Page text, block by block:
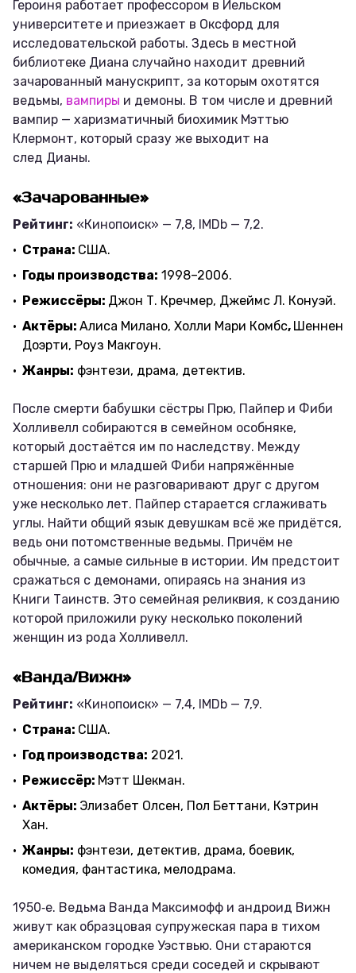
Героиня работает профессором в Йельском
университете и приезжает в Оксфорд для
исследовательской работы. Здесь в местной
библиотеке Диана случайно находит древний
зачарованный манускрипт, за которым охотятся
ведьмы, вампиры и демоны. В том числе и древний
вампир — харизматичный биохимик Мэттью
Клермонт, который сразу же выходит на
след Дианы.
«Зачарованные»
Рейтинг: «Кинопоиск» — 7,8, IMDb — 7,2.
Страна: США.
Годы производства: 1998–2006.
Режиссёры: Джон Т. Кречмер, Джеймс Л. Конуэй.
Актёры: Алиса Милано, Холли Мари Комбс, Шеннен
Доэрти, Роуз Макгоун.
Жанры: фэнтези, драма, детектив.
После смерти бабушки сёстры Прю, Пайпер и Фиби
Холливелл собираются в семейном особняке,
который достаётся им по наследству. Между
старшей Прю и младшей Фиби напряжённые
отношения: они не разговаривают друг с другом
уже несколько лет. Пайпер старается сглаживать
углы. Найти общий язык девушкам всё же придётся,
ведь они потомственные ведьмы. Причём не
обычные, а самые сильные в истории. Им предстоит
сражаться с демонами, опираясь на знания из
Книги Таинств. Это семейная реликвия, к созданию
которой приложили руку несколько поколений
женщин из рода Холливелл.
«Ванда/Вижн»
Рейтинг: «Кинопоиск» — 7,4, IMDb — 7,9.
Страна: США.
Год производства: 2021.
Режиссёр: Мэтт Шекман.
Актёры: Элизабет Олсен, Пол Беттани, Кэтрин
Хан.
Жанры: фэнтези, детектив, драма, боевик,
комедия, фантастика, мелодрама.
1950‑е. Ведьма Ванда Максимофф и андроид Вижн
живут как образцовая супружеская пара в тихом
американском городке Уэствью. Они стараются
ничем не выделяться среди соседей и скрывают